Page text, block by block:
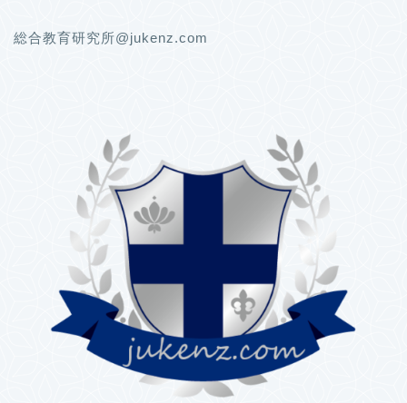
総合教育研究所@jukenz.com